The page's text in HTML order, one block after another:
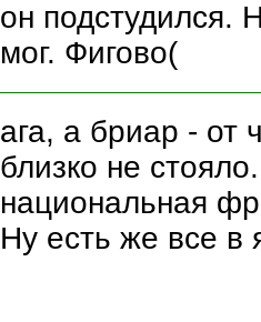
он подстудился.
мог. Фигово(
ага, а бриар - от
близко не
национальная
Ну есть же все в